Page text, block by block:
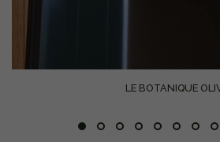
LE BOTANIQUE